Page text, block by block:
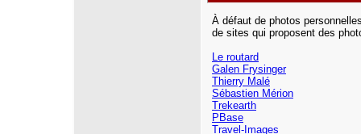
À défaut de photos
de sites qui proposent des
Le routard
Galen Frysinger
Thierry Malé
Sébastien Mérion
Trekearth
PBase
Travel-Images